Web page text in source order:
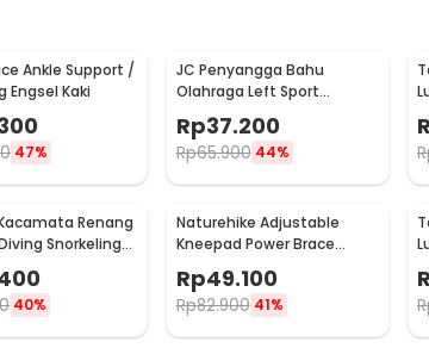
Ankle Support /
Engsel Kaki
47%
JC Penyangga Bahu
Olahraga Left Sport
Shoulder Pad Polyester -
A0789
Rp37.200
Rp65.900 44%
Renang
Snorkeling
Protection -
40%
Naturehike Adjustable
Kneepad Power Brace
M
Rp49.100
Rp82.900 41%